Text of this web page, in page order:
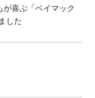
が喜ぶ「ベイマック
した